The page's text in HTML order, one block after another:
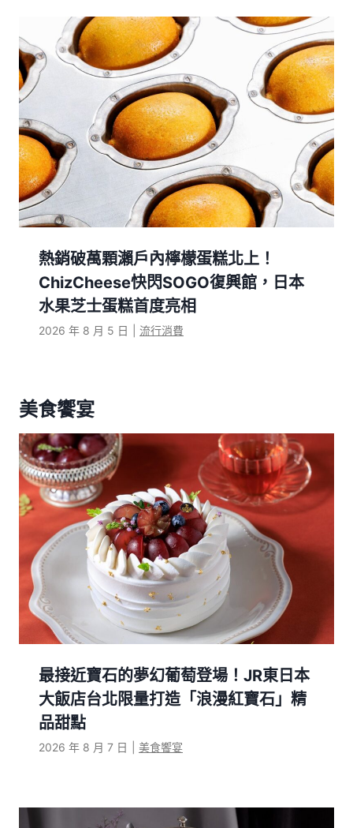
熱銷破萬顆瀨戶內檸檬蛋糕北上！
ChizCheese快閃SOGO復興館，日本
水果芝士蛋糕首度亮相
2026 年 8 月 5 日 流行消費
美食饗宴
最接近寶石的夢幻葡萄登場！JR東日本
大飯店台北限量打造「浪漫紅寶石」精
品甜點
2026 年 8 月 7 日 美食饗宴